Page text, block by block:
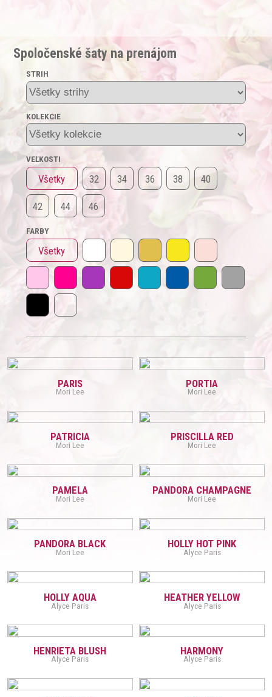
Spoločenské šaty na prenájom
STRIH
KOLEKCIE
VEĽKOSTI
Všetky 32 34 36 38 40
42 44 46
FARBY
Všetky
PARIS
Mori Lee
PORTIA
Mori Lee
PATRICIA
Mori Lee
PRISCILLA RED
Mori Lee
PAMELA
Mori Lee
PANDORA CHAMPAGNE
Mori Lee
PANDORA BLACK
Mori Lee
HOLLY HOT PINK
Alyce Paris
HOLLY AQUA
Alyce Paris
HEATHER YELLOW
Alyce Paris
HENRIETA BLUSH
Alyce Paris
HARMONY
Alyce Paris